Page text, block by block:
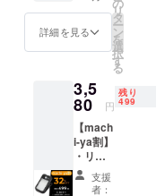
上の都
合等に
る場合
があり
ます。
※皆様の
支援に
より量
産効率
が向上
ト ・一
般販売
予定価
格：
※リター
ンはす
べて
税・送
料込み
の金額
になり
ます。
詳細を見る
リ
タ
ー
ン
を
選
択
す
る
3,5
80 円
残り
499
【mach
i-ya割】
・リ
ターン
内容：
支援
者：